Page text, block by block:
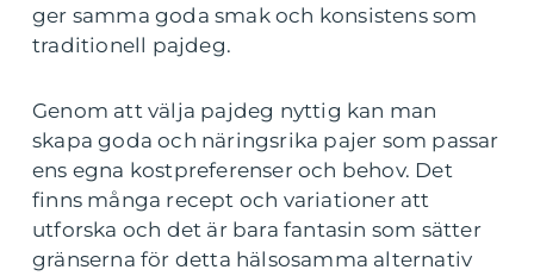
ger samma goda smak och konsistens som
traditionell pajdeg.
Genom att välja pajdeg nyttig kan man
skapa goda och näringsrika pajer som passar
ens egna kostpreferenser och behov. Det
finns många recept och variationer att
utforska och det är bara fantasin som sätter
gränserna för detta hälsosamma alternativ